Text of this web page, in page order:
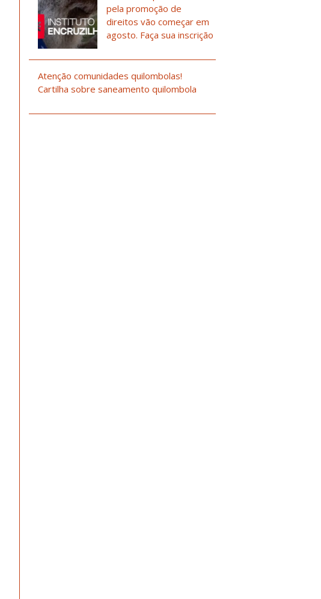
pela promoção de
direitos vão começar em
agosto. Faça sua inscrição
Atenção comunidades quilombolas!
Cartilha sobre saneamento quilombola